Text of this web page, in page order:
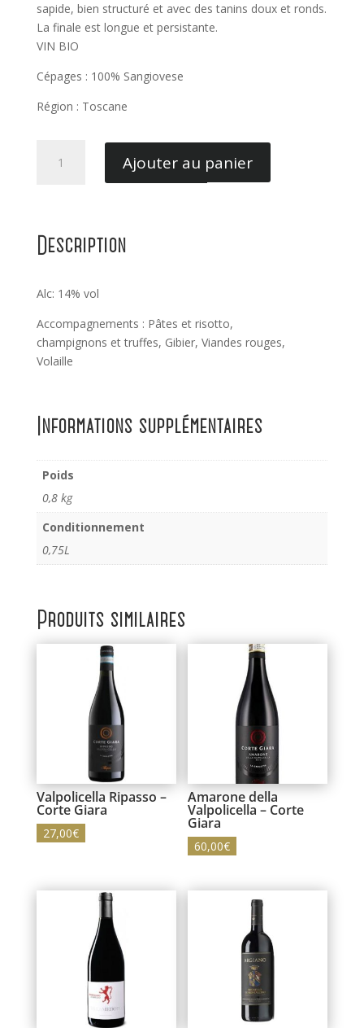
sapide, bien structuré et avec des tanins doux et ronds.
La finale est longue et persistante.
VIN BIO
Cépages : 100% Sangiovese
Région : Toscane
Fontodi
Ajouter au panier
Description
Alc: 14% vol
Accompagnements : Pâtes et risotto,
champignons et truffes, Gibier, Viandes rouges,
Volaille
Informations supplémentaires
Poids
0,8 kg
Conditionnement
0,75L
Produits similaires
Valpolicella Ripasso –
Corte Giara
27,00€
Amarone della
Valpolicella – Corte
Giara
60,00€